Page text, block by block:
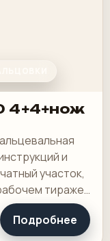
4+4+нож
и
участок,
тираже
Подробнее